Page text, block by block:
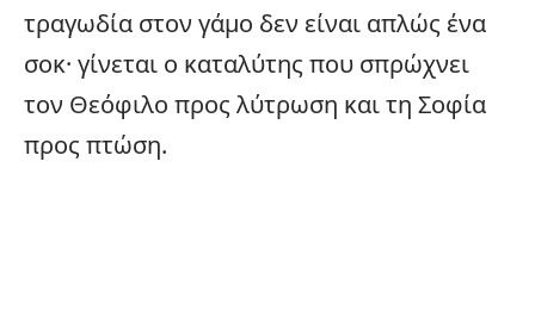
τραγωδία στον γάμο δεν είναι απλώς ένα
σοκ· γίνεται ο καταλύτης που σπρώχνει
τον Θεόφιλο προς λύτρωση και τη Σοφία
προς πτώση.